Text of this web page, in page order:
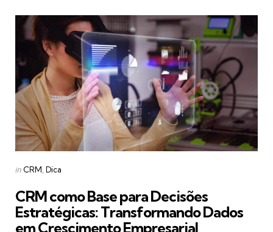
Categories
Posted
in CRM Dica
CRM como Base para Decisões
Estratégicas: Transformando Dados
em Crescimento Empresarial